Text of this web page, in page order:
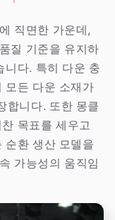
직면한 가운데,
질 기준을 유지하
니다. 특히 다운 충
모든 다운 소재가
합니다. 또한 몽클
목표를 세우고
순환 생산 모델을
가능성의 움직임